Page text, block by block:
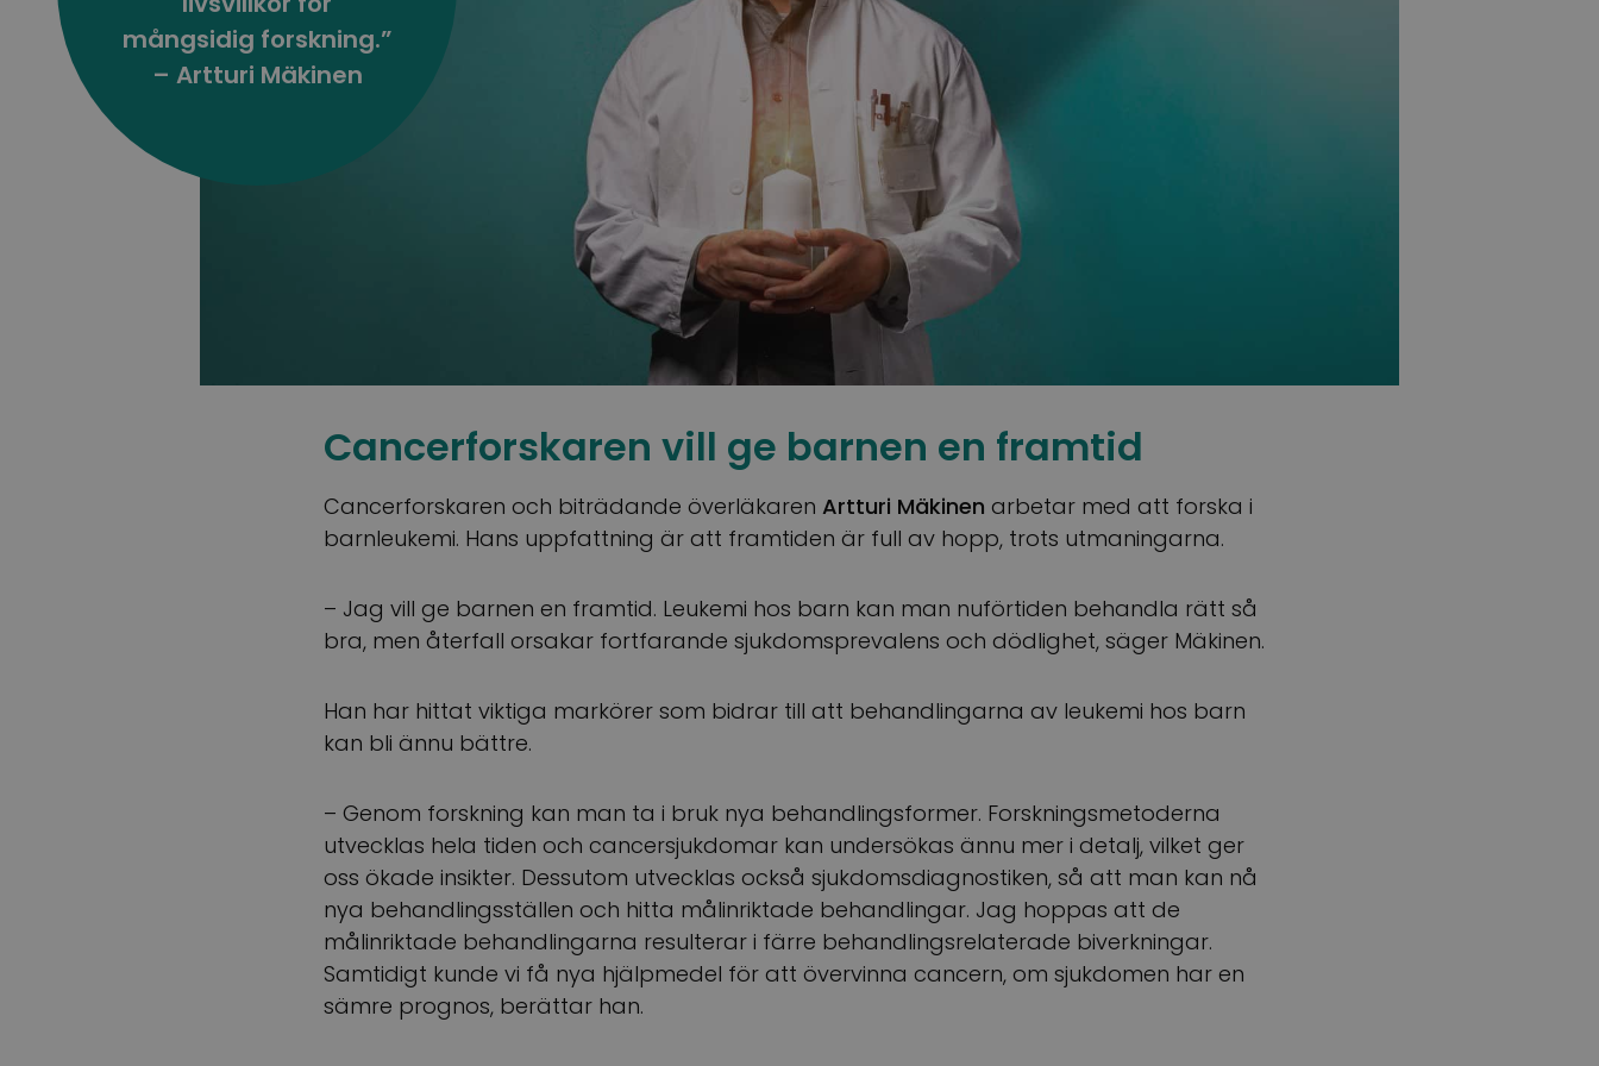
mångsidig forskning.”
– Artturi Mäkinen
Cancerforskaren vill ge barnen en framtid
Cancerforskaren och biträdande överläkaren Artturi Mäkinen arbetar med att forska i
barnleukemi. Hans uppfattning är att framtiden är full av hopp, trots utmaningarna.
– Jag vill ge barnen en framtid. Leukemi hos barn kan man nuförtiden behandla rätt så
bra, men återfall orsakar fortfarande sjukdomsprevalens och dödlighet, säger Mäkinen.
Han har hittat viktiga markörer som bidrar till att behandlingarna av leukemi hos barn
kan bli ännu bättre.
– Genom forskning kan man ta i bruk nya behandlingsformer. Forskningsmetoderna
utvecklas hela tiden och cancersjukdomar kan undersökas ännu mer i detalj, vilket ger
oss ökade insikter. Dessutom utvecklas också sjukdomsdiagnostiken, så att man kan nå
nya behandlingsställen och hitta målinriktade behandlingar. Jag hoppas att de
målinriktade behandlingarna resulterar i färre behandlingsrelaterade biverkningar.
Samtidigt kunde vi få nya hjälpmedel för att övervinna cancern, om sjukdomen har en
sämre prognos, berättar han.